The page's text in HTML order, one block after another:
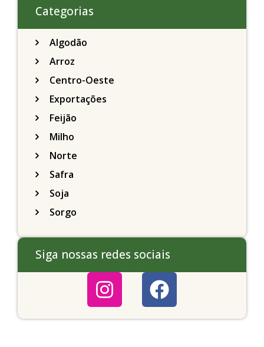
Categorias
Algodão
Arroz
Centro-Oeste
Exportações
Feijão
Milho
Norte
Safra
Soja
Sorgo
Siga nossas redes sociais